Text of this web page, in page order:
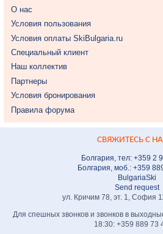
О нас
Условия пользования
Условия оплаты SkiBulgaria.ru
Специальный клиент
Наш коллектив
Партнеры
Условия бронирования
Правила форума
СВЯЖИТЕСЬ С
Болгария, тел: +359 2
Болгария, моб.: +359
BulgariaSki
Send request
ул. Кричим 78, эт. 1, София
Для спешных звонков и звонков в
18:30: +359 889 73